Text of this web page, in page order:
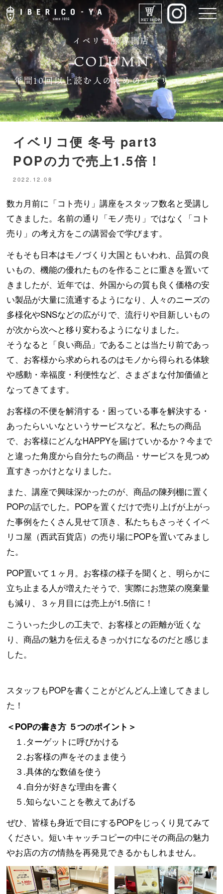
メニュー
店舗紹介
コラム
メディア掲載実績
イベリコ豚専門店
COLUMN
年間10回以上読む人のためのイベリココラム
イベリコ便 冬号 part3
POPの力で売上1.5倍！
2022.12.08
数カ月前に「コト売り」講座をスタッフ数名と受講し
てきました。名前の通り「モノ売り」ではなく「コト
売り」の考え方をこの講習会で学びます。
そもそも日本はモノづくり大国ともいわれ、品質の良
いもの、機能の優れたものを作ることに重きを置いて
きましたが、近年では、外国からの質も良く価格の安
い製品が大量に流通するようになり、人々のニーズの
多様化やSNSなどの広がりで、流行りや目新しいもの
が次から次へと移り変わるようになりました。
そうなると「良い商品」であることは当たり前であっ
て、お客様から求められるのはモノから得られる体験
や感動・幸福度・利便性など、さまざまな付加価値と
なってきてます。
お客様の不便を解消する・困っている事を解決する・
あったらいいなというサービスなど。私たちの商品
で、お客様にどんなHAPPYを届けていかるか？今まで
と違った角度から自分たちの商品・サービスを見つめ
直すきっかけとなりました。
また、講座で興味深かったのが、商品の陳列棚に置く
POPの話でした。POPを置くだけで売り上げが上がっ
た事例をたくさん見せて頂き、私たちもさっそくイベ
リコ屋（西武百貨店）の売り場にPOPを置いてみまし
た。
POP置いて１ヶ月。お客様の様子を聞くと、明らかに
立ち止まる人が増えたそうで、実際にお惣菜の廃棄量
も減り、３ヶ月目には売上が1.5倍に！
こういった少しの工夫で、お客様との距離が近くな
り、商品の魅力を伝えるきっかけになるのだと感じま
した。
スタッフもPOPを書くことがどんどん上達してきまし
た！
＜POPの書き方 ５つのポイント＞
１.ターゲットに呼びかける
２.お客様の声をそのまま使う
３.具体的な数値を使う
４.自分が好きな理由を書く
５.知らないことを教えてあげる
ぜひ、皆様も身近で目にするPOPをじっくり見てみて
ください。短いキャッチコピーの中にその商品の魅力
やお店の方の情熱を再発見できるかもしれません。